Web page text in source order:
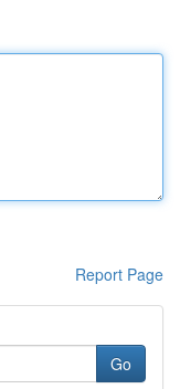
Report Page
Go